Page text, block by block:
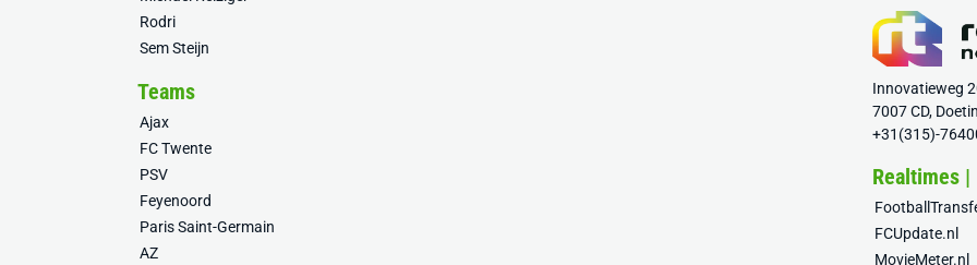
Rodri
Sem Steijn
Teams
Ajax
FC Twente
PSV
Feyenoord
Paris Saint-Germain
AZ
Innovatieweg
7007 CD,
+31(315)-
Realtimes
FCUpdate.nl
MovieMeter.nl